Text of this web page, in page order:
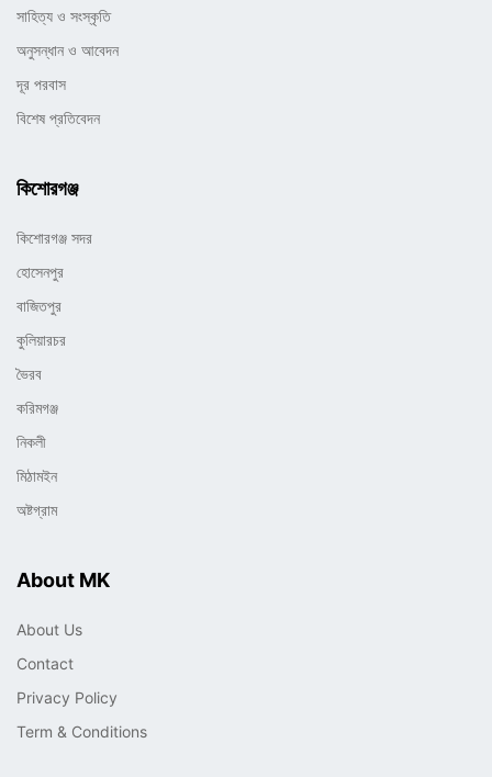
সাহিত্য ও সংস্কৃতি
অনুসন্ধান ও আবেদন
দূর পরবাস
বিশেষ প্রতিবেদন
কিশোরগঞ্জ
কিশোরগঞ্জ সদর
হোসেনপুর
বাজিতপুর
কুলিয়ারচর
ভৈরব
করিমগঞ্জ
নিকলী
মিঠামইন
অষ্টগ্রাম
About MK
About Us
Contact
Privacy Policy
Term & Conditions